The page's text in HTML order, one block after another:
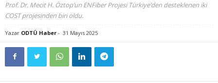
Prof. Dr. Mecit H. Öztop’un ENFiber Projesi Türkiye’den desteklenen iki
COST projesinden biri oldu.
Yazar ODTÜ Haber - 31 Mayıs 2025